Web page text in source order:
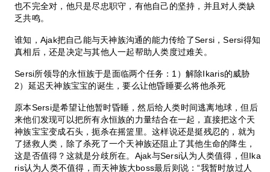
也不完全对，他只是尽忠职守，有他自己的坚持，并且对人类缺
乏共鸣。
谁知，Ajak把自己能与天神族沟通的能力传给了Sersi，Sersi得知
真相后，还是决定与其他人一起帮助人类度过难关。
Sersi所领导的永恒族于是面临两个任务：1）解除Ikaris的威胁
2）延迟天神族宝宝的诞生，要么让他昏睡要么将他杀死
原本Sersi是希望让他暂时昏睡，然后给人类时间逃离地球，但后
来他们发现可以把所有永恒族的力量结合在一起，直接把这个天
神族宝宝变成石头，扼杀在摇篮里。这样说还是挺残忍的，就为
了拯救人类，除了杀死了一个天神族还阻止了其他生命的降生，
这是否值得？这就是分歧所在。Ajak与Sersi认为人类值得，但Ika
ris认为人类不值得，而天神族大boss最后则说：“我暂时放过人